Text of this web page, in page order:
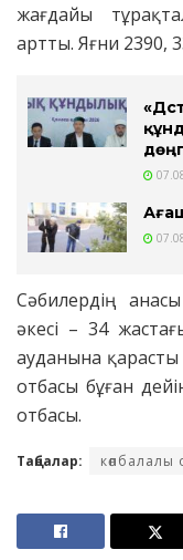
жағдайы
артты. Яғни 2390,
Сәбилердің
әкесі – 34
ауданына
отбасы бұған
отбасы.
Таңбалар: көпбалалы